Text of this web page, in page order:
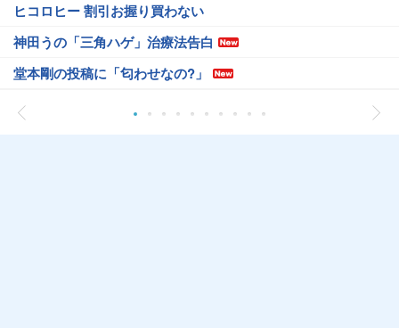
ヒコロヒー 割引お握り買わない
神田うの「三角ハゲ」治療法告白
堂本剛の投稿に「匂わせなの?」